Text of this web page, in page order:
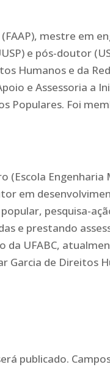
mestre em
e pós-doutor
Humanos e da
e Assessoria a
Populares. Foi
(Escola
em
pesquisa-
e prestando
da UFABC,
Garcia de Direitos
publicado.